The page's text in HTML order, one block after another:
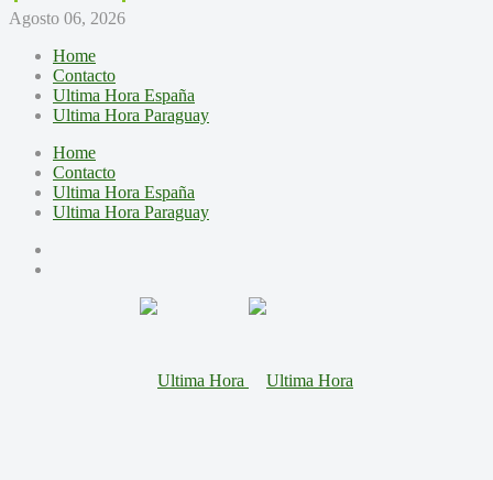
Agosto 06, 2026
Home
Contacto
Ultima Hora España
Ultima Hora Paraguay
Home
Contacto
Ultima Hora España
Ultima Hora Paraguay